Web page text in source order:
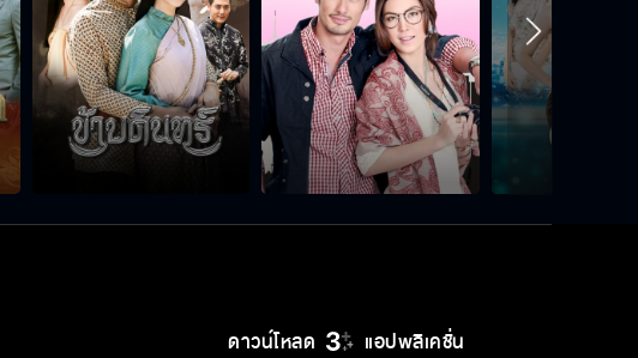
พี่จะต้องแฉมัน อีนี่มันลวงโลก
ดาวน์โหลด แอปพลิเคชั่น